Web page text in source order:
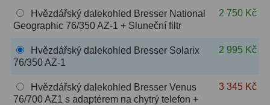
Sluneční43
Širokopásmové
OIII 9
Hvězdářský dalekohled Bresser National
Geographic 76/350 AZ-1 + Sluneční filtr
2 750 Kč
Hvězdářský dalekohled Bresser Solarix
76/350 AZ-1
2 995 Kč
Hvězdářský dalekohled Bresser Venus
76/700 AZ1 s adaptérem na chytrý telefon +
3 345 Kč